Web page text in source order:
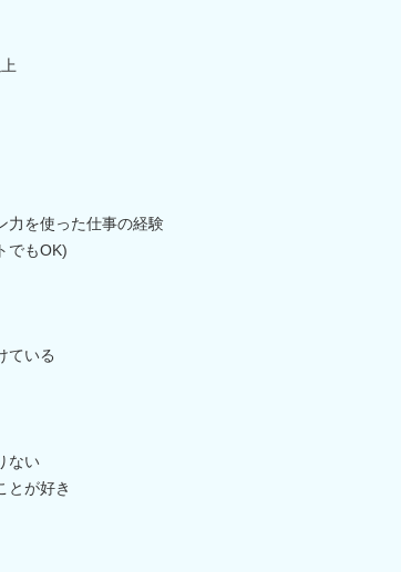
を使った仕事の経験
でもOK)
ている
ない
とが好き